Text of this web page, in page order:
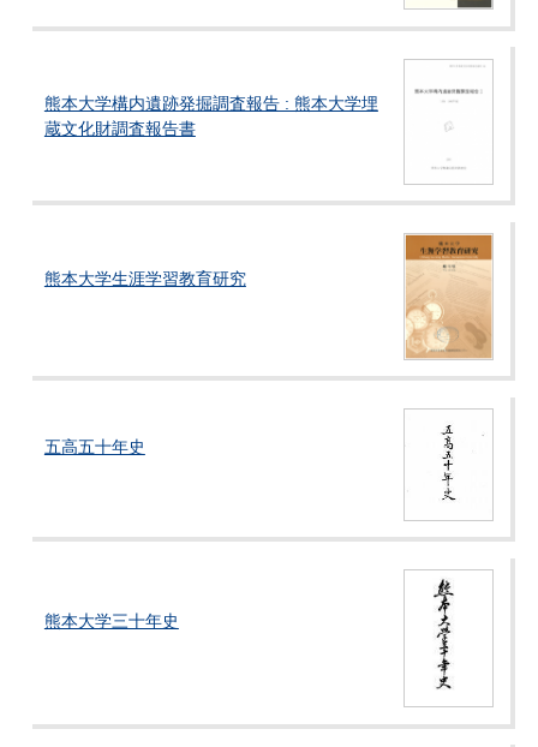
熊本大学構内遺跡発掘調査報告 : 熊本大学埋
蔵文化財調査報告書
熊本大学生涯学習教育研究
五高五十年史
熊本大学三十年史